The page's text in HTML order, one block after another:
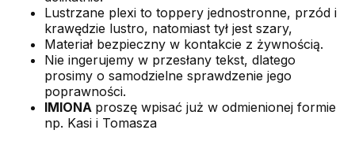
Lustrzane plexi to toppery jednostronne, przód i
krawędzie lustro, natomiast tył jest szary,
Materiał bezpieczny w kontakcie z żywnością.
Nie ingerujemy w przesłany tekst, dlatego
prosimy o samodzielne sprawdzenie jego
poprawności.
IMIONA proszę wpisać już w odmienionej formie
np. Kasi i Tomasza